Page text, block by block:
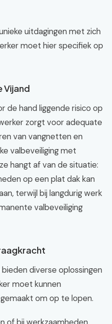
uitdagingen met zich
moet hier specifiek op
Vijand
de hand liggende risico op
zorgt voor adequate
van vangnetten en
valbeveiliging met
hangt af van de situatie:
op een plat dak kan
terwijl bij langdurig werk
valbeveiliging
bieden diverse oplossingen
moet kunnen
om op te lopen.